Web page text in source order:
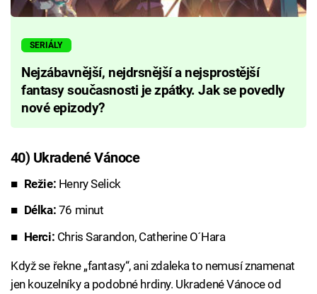
SERIÁLY
Nejzábavnější, nejdrsnější a nejsprostější
fantasy současnosti je zpátky. Jak se povedly
nové epizody?
40) Ukradené Vánoce
Režie: Henry Selick
Délka: 76 minut
Herci: Chris Sarandon, Catherine O´Hara
Když se řekne „fantasy“, ani zdaleka to nemusí znamenat
jen kouzelníky a podobné hrdiny. Ukradené Vánoce od